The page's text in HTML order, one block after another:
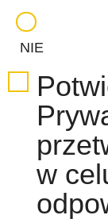
NIE
w